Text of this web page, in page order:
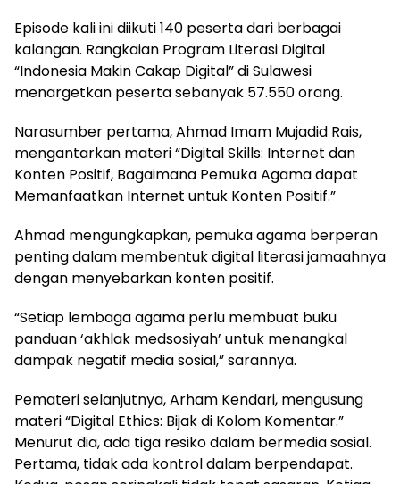
Episode kali ini diikuti 140 peserta dari berbagai
kalangan. Rangkaian Program Literasi Digital
“Indonesia Makin Cakap Digital” di Sulawesi
menargetkan peserta sebanyak 57.550 orang.
Narasumber pertama, Ahmad Imam Mujadid Rais,
mengantarkan materi “Digital Skills: Internet dan
Konten Positif, Bagaimana Pemuka Agama dapat
Memanfaatkan Internet untuk Konten Positif.”
Ahmad mengungkapkan, pemuka agama berperan
penting dalam membentuk digital literasi jamaahnya
dengan menyebarkan konten positif.
“Setiap lembaga agama perlu membuat buku
panduan ‘akhlak medsosiyah’ untuk menangkal
dampak negatif media sosial,” sarannya.
Pemateri selanjutnya, Arham Kendari, mengusung
materi “Digital Ethics: Bijak di Kolom Komentar.”
Menurut dia, ada tiga resiko dalam bermedia sosial.
Pertama, tidak ada kontrol dalam berpendapat.